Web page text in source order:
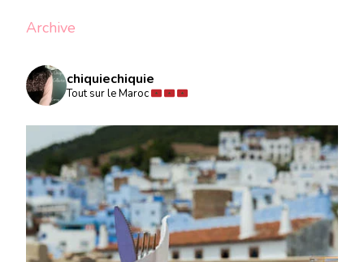
Archive
chiquiechiquie
Tout sur le Maroc